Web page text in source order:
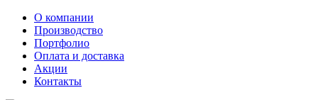
О компании
Производство
Портфолио
Оплата и доставка
Акции
Контакты